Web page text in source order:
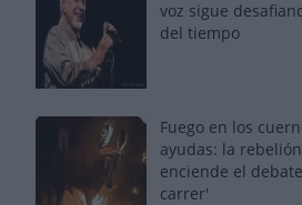
voz sigue
del tiempo
Fuego en los
ayudas: la
enciende el
carrer'